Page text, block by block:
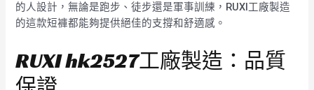
的人設計，無論是跑步、徒步還是軍事訓練，RUXI工廠製造
的這款短褲都能夠提供絕佳的支撐和舒適感。
RUXI hk2527工廠製造：品質